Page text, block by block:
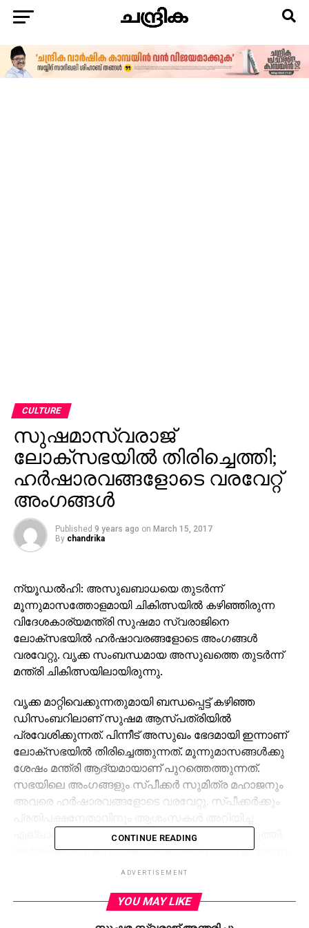
CULTURE
സുഷമാസ്വരാജ്
ലോക്‌സഭയില്‍ തിരിച്ചെത്തി;
ഹര്‍ഷാരവങ്ങളോടെ വരവേറ്റ്
അംഗങ്ങള്‍
Published 9 years ago on March 15, 2017
By chandrika
ന്യൂഡല്‍ഹി: അസുഖബാധയെ തുടര്‍ന്ന്
മൂന്നുമാസത്തോളമായി ചികിത്സയില്‍ കഴിഞ്ഞിരുന്ന
വിദേശകാര്യമന്ത്രി സുഷമാ സ്വരാജിനെ
ലോക്‌സഭയില്‍ ഹര്‍ഷാവരങ്ങളോടെ അംഗങ്ങള്‍
വരവേറ്റു. വൃക്ക സംബന്ധമായ അസുഖത്തെ തുടര്‍ന്ന്
മന്ത്രി ചികിത്സയിലായിരുന്നു.
വൃക്ക മാറ്റിവെക്കുന്നതുമായി ബന്ധപ്പെട്ട് കഴിഞ്ഞ
ഡിസംബറിലാണ് സുഷമ ആസ്പത്രിയില്‍
പ്രവേശിക്കുന്നത്. പിന്നീട് അസുഖം ഭേദമായി ഇന്നാണ്
ലോക്‌സഭയില്‍ തിരിച്ചെത്തുന്നത്. മൂന്നുമാസങ്ങള്‍ക്കു
ശേഷം മന്ത്രി ആദ്യമായാണ് പുറത്തെത്തുന്നത്.
സഭയിലെ അംഗങ്ങളും സ്പീക്കര്‍ സുമിത്ര മഹാജനും
അവരെ ഹര്‍ഷാരവങ്ങളോടെ വരവേറ്റു. സ്പീക്കര്‍ക്കും
എല്ലാവര്‍ക്കും സുഷമ സ്വരാജ് നന്ദി രേഖപ്പെടുത്തി.
അമേരിക്കയില്‍ ഇന്ത്യക്കാര്‍ക്കെതിരെ വര്‍ദ്ധിച്ചുവരുന്ന
അതിക്രമങ്ങള്‍ സഭയില്‍ ചര്‍ച്ചചെയ്തു.
വെടിയേറ്റ് മരിച്ച സംഭവത്തിന്റെ
CONTINUE READING
ADVERTISEMENT
YOU MAY LIKE